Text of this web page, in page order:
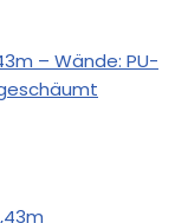
– Wände: PU-